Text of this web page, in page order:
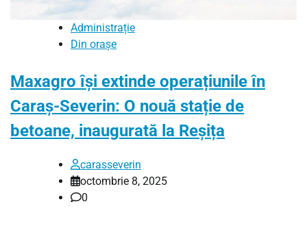
Administrație
Din orașe
Maxagro își extinde operațiunile în
Caraș-Severin: O nouă stație de
betoane, inaugurată la Reșița
carasseverin
octombrie 8, 2025
0